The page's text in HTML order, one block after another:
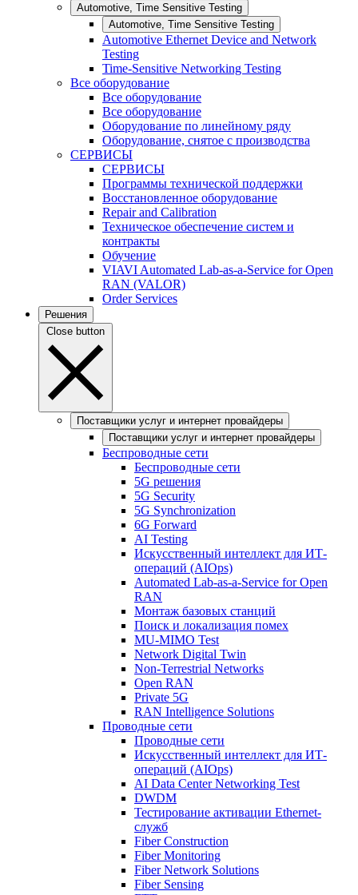
Automotive, Time Sensitive Testing
Automotive, Time Sensitive Testing
Automotive Ethernet Device and Network
Testing
Time-Sensitive Networking Testing
Все оборудование
Все оборудование
Все оборудование
Оборудование по линейному ряду
Оборудование, снятое с производства
СЕРВИСЫ
СЕРВИСЫ
Программы технической поддержки
Восстановленное оборудование
Repair and Calibration
Техническое обеспечение систем и
контракты
Обучение
VIAVI Automated Lab-as-a-Service for Open
RAN (VALOR)
Order Services
Решения
Close button
Поставщики услуг и интернет провайдеры
Поставщики услуг и интернет провайдеры
Беспроводные сети
Беспроводные сети
5G решения
5G Security
5G Synchronization
6G Forward
AI Testing
Искусственный интеллект для ИТ-
операций (AIOps)
Automated Lab-as-a-Service for Open
RAN
Монтаж базовых станций
Поиск и локализация помех
MU-MIMO Test
Network Digital Twin
Non-Terrestrial Networks
Open RAN
Private 5G
RAN Intelligence Solutions
Проводные сети
Проводные сети
Искусственный интеллект для ИТ-
операций (AIOps)
AI Data Center Networking Test
DWDM
Тестирование активации Ethernet-
служб
Fiber Construction
Fiber Monitoring
Fiber Network Solutions
Fiber Sensing